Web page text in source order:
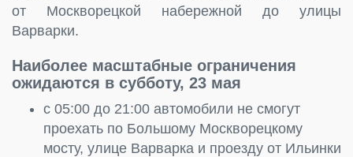
от Москворецкой набережной до улицы
Варварки.
Наиболее масштабные ограничения
ожидаются в субботу, 23 мая
с 05:00 до 21:00 автомобили не смогут
проехать по Большому Москворецкому
мосту, улице Варварка и проезду от Ильинки